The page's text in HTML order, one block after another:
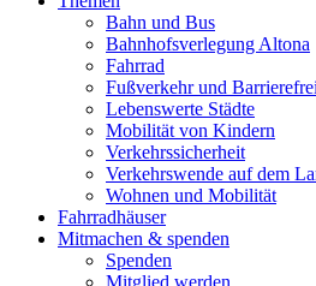
Bahn und Bus
Bahnhofsverlegung Altona
Fahrrad
Fußverkehr und
Lebenswerte Städte
Mobilität von Kindern
Verkehrssicherheit
Verkehrswende auf dem
Wohnen und Mobilität
Fahrradhäuser
Mitmachen & spenden
Spenden
Mitglied werden